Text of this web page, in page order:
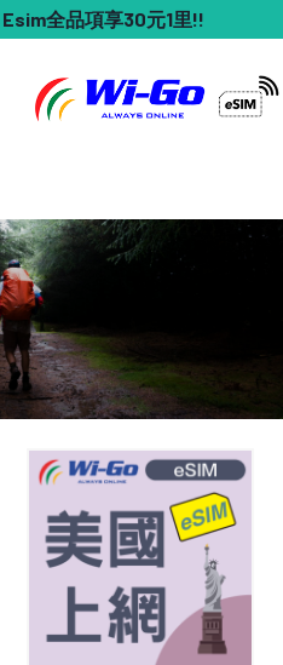
Esim全品項享30元1里!!